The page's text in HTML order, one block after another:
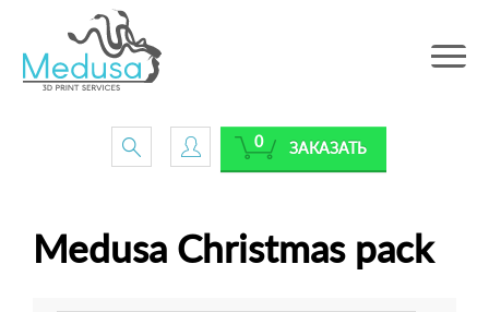
Toggle
ЗАКАЗАТЬ
0
Medusa Christmas pack